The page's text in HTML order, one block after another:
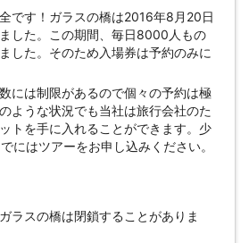
です！ガラスの橋は2016年8月20日
した。この期間、毎日8000人もの
した。そのため入場券は予約のみに
には制限があるので個々の予約は極
ような状況でも当社は旅行会社のた
トを手に入れることができます。少
にはツアーをお申し込みください。
ラスの橋は閉鎖することがありま